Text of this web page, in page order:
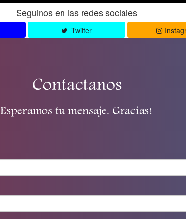
Seguinos en las redes sociales
Twitter
Contactanos
Esperamos tu mensaje. Gracias!